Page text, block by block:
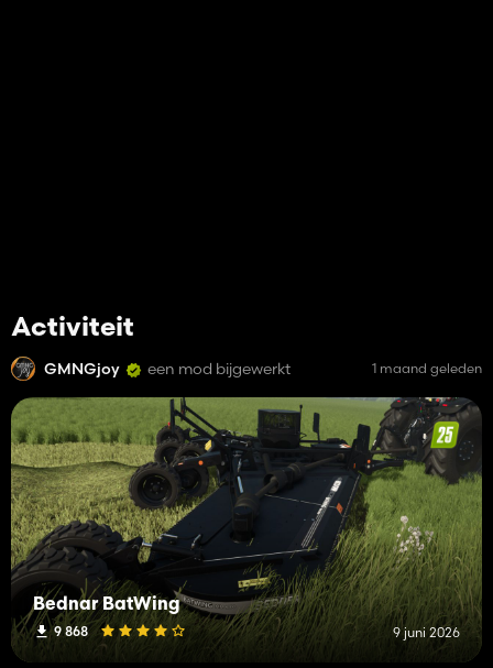
Activiteit
GMNGjoy een mod bijgewerkt 1 maand geleden
Bednar BatWing
9 868 9 juni 2026